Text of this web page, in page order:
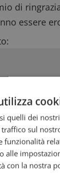
di
essere
quelli dei
traffico sul
alle
con la nostra